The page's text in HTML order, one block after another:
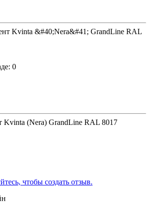
0
Kvinta (Nera) GrandLine RAL 8017
чтобы создать отзыв.